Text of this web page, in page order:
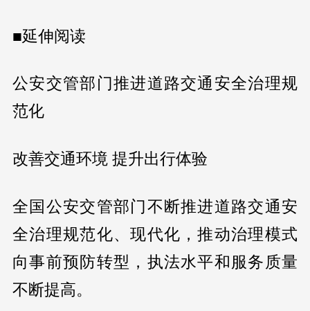
■延伸阅读
公安交管部门推进道路交通安全治理规
范化
改善交通环境 提升出行体验
全国公安交管部门不断推进道路交通安
全治理规范化、现代化，推动治理模式
向事前预防转型，执法水平和服务质量
不断提高。